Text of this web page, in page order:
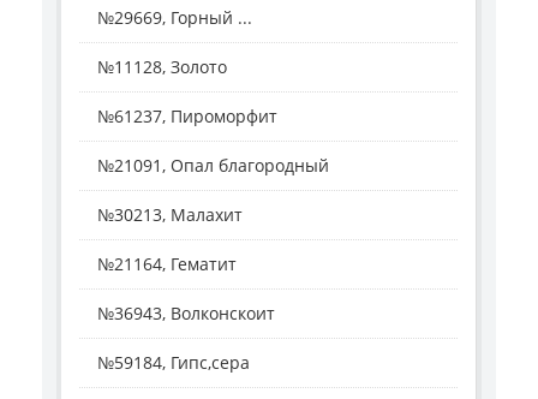
№29669, Горный ...
№11128, Золото
№61237, Пироморфит
№21091, Опал благородный
№30213, Малахит
№21164, Гематит
№36943, Волконскоит
№59184, Гипс,сера